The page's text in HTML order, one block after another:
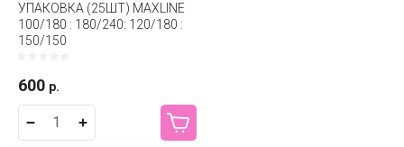
УПАКОВКА (25ШТ) MAXLINE
100/180 : 180/240: 120/180 :
150/150
600 р.